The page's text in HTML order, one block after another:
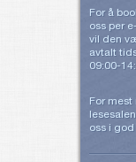
For å
oss per
vil den
avtalt
09:00-
For
oss i